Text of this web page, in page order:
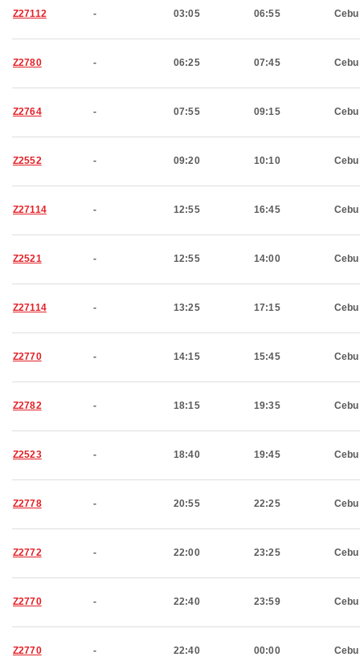
Z27112 - 03:05 06:55 Cebu
Z2780 - 06:25 07:45 Cebu
Z2764 - 07:55 09:15 Cebu
Z2552 - 09:20 10:10 Cebu
Z27114 - 12:55 16:45 Cebu
Z2521 - 12:55 14:00 Cebu
Z27114 - 13:25 17:15 Cebu
Z2770 - 14:15 15:45 Cebu
Z2782 - 18:15 19:35 Cebu
Z2523 - 18:40 19:45 Cebu
Z2778 - 20:55 22:25 Cebu
Z2772 - 22:00 23:25 Cebu
Z2770 - 22:40 23:59 Cebu
Z2770 - 22:40 00:00 Cebu